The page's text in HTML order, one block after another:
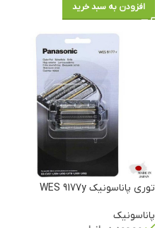
افزودن به سبد خرید
توری پاناسونیک WES 9177y
پاناسونیک